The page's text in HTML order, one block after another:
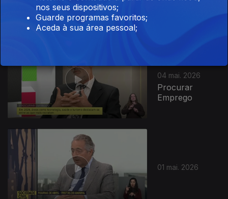
04 mai. 2026
Procurar
Emprego
01 mai. 2026
nos seus dispositivos;
Guarde programas favoritos;
Aceda à sua área pessoal;